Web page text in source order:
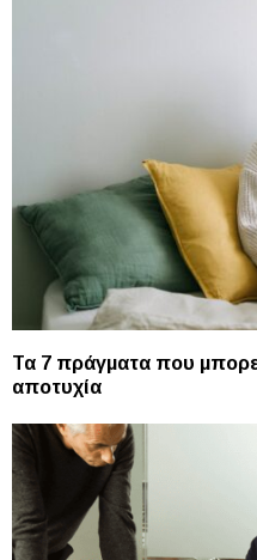
Τα 7 πράγματα που
αποτυχία